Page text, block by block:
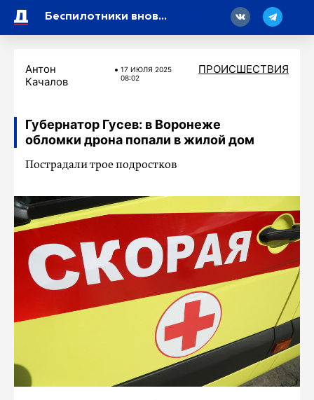
Беспилотники вновь атаковали Ленинградскую область
Антон
Качалов
17 ИЮЛЯ 2025
08:02
ПРОИСШЕСТВИЯ
Губернатор Гусев: в Воронеже
обломки дрона попали в жилой дом
Пострадали трое подростков